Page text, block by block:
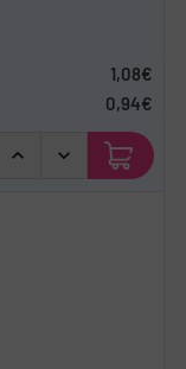
1,08€
0,94€